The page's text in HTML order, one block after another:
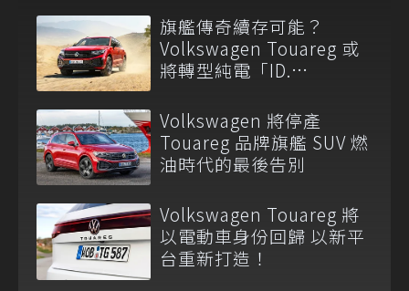
旗艦傳奇續存可能？
Volkswagen Touareg 或
將轉型純電「ID.
棒！
Volkswagen 將停產
Touareg 品牌旗艦 SUV 燃
油時代的最後告別
Volkswagen Touareg 將
以電動車身份回歸 以新平
台重新打造！